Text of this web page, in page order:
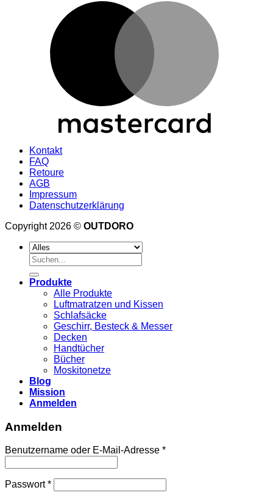
Kontakt
FAQ
Retoure
AGB
Impressum
Datenschutzerklärung
Copyright 2026 © OUTDORO
Suche
nach:
Produkte
Alle Produkte
Luftmatratzen und Kissen
Schlafsäcke
Geschirr, Besteck & Messer
Decken
Handtücher
Bücher
Moskitonetze
Blog
Mission
Anmelden
Anmelden
Benutzername oder E-Mail-Adresse *Erforderlich
Passwort*Erforderlich